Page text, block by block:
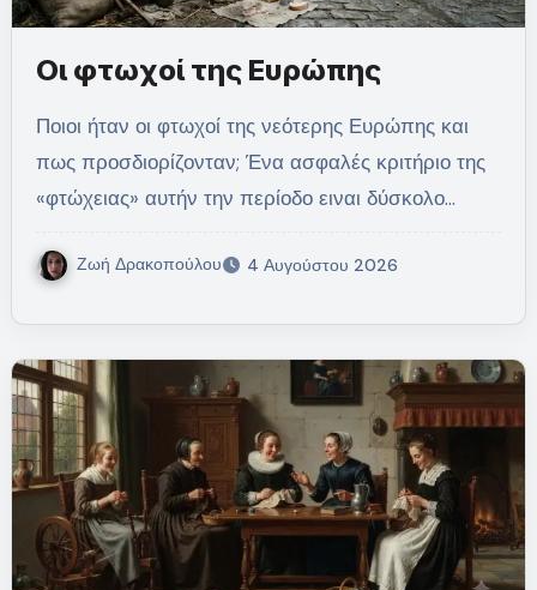
Οι φτωχοί της Ευρώπης
Ποιοι ήταν οι φτωχοί της νεότερης Ευρώπης και
πως προσδιορίζονταν; Ένα ασφαλές κριτήριο της
«φτώχειας» αυτήν την περίοδο ειναι δύσκολο…
Ζωή Δρακοπούλου 4 Αυγούστου 2026